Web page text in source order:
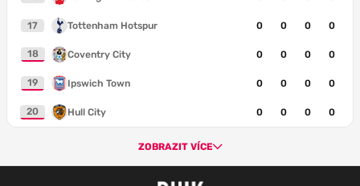
17 Tottenham Hotspur 0 0 0 0
18 Coventry City 0 0 0 0
19 Ipswich Town 0 0 0 0
20 Hull City 0 0 0 0
ZOBRAZIT VÍCE